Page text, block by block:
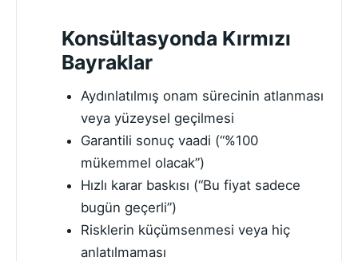
Konsültasyonda Kırmızı
Bayraklar
Aydınlatılmış onam sürecinin atlanması
veya yüzeysel geçilmesi
Garantili sonuç vaadi (“%100
mükemmel olacak”)
Hızlı karar baskısı (“Bu fiyat sadece
bugün geçerli”)
Risklerin küçümsenmesi veya hiç
anlatılmaması